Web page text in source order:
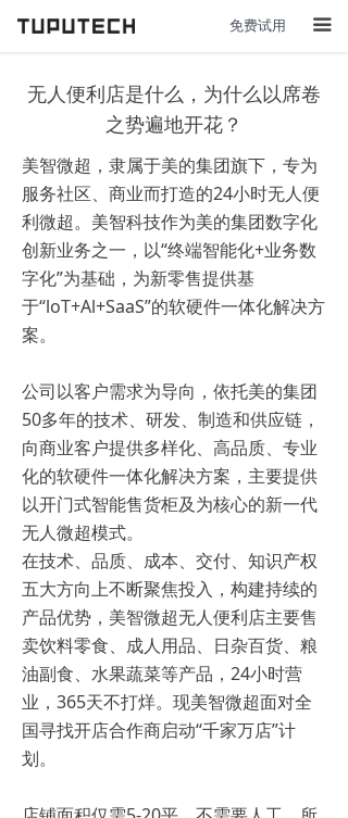
끀
免费试用
无人便利店是什么，为什么以席卷
之势遍地开花？
美智微超，隶属于美的集团旗下，专为
服务社区、商业而打造的24小时无人便
利微超。美智科技作为美的集团数字化
创新业务之一，以“终端智能化+业务数
字化”为基础，为新零售提供基
于“loT+Al+SaaS”的软硬件一体化解决方
案。
公司以客户需求为导向，依托美的集团
50多年的技术、研发、制造和供应链，
向商业客户提供多样化、高品质、专业
化的软硬件一体化解决方案，主要提供
以开门式智能售货柜及为核心的新一代
无人微超模式。
在技术、品质、成本、交付、知识产权
五大方向上不断聚焦投入，构建持续的
产品优势，美智微超无人便利店主要售
卖饮料零食、成人用品、日杂百货、粮
油副食、水果蔬菜等产品，24小时营
业，365天不打烊。现美智微超面对全
国寻找开店合作商启动“千家万店”计
划。